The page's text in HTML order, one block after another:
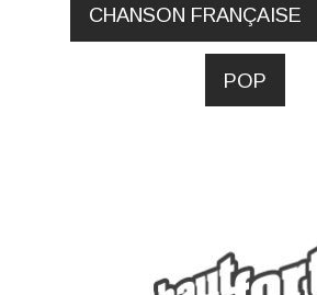
CHANSON FRANÇAISE
POP